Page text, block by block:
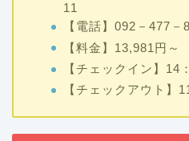
11
【電話】092－477－
【料金】13,981円～
【チェックイン】14
【チェックアウト】